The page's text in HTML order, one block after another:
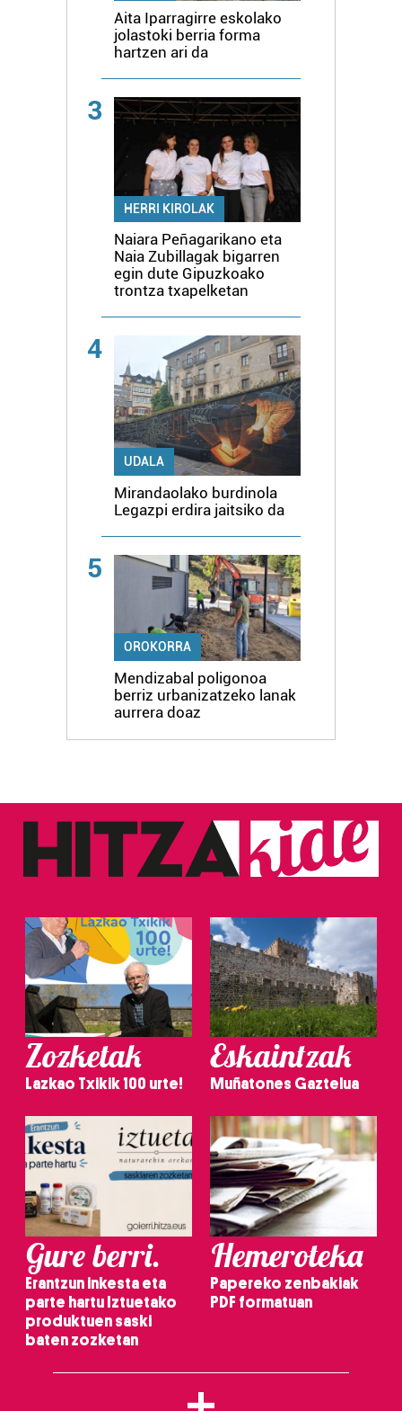
Aita Iparragirre eskolako
jolastoki berria forma
hartzen ari da
3
HERRI KIROLAK
Naiara Peñagarikano eta
Naia Zubillagak bigarren
egin dute Gipuzkoako
trontza txapelketan
4
UDALA
Mirandaolako burdinola
Legazpi erdira jaitsiko da
5
OROKORRA
Mendizabal poligonoa
berriz urbanizatzeko lanak
aurrera doaz
Zozketak
Lazkao Txikik 100 urte!
Eskaintzak
Muñatones Gaztelua
Gure berri.
Erantzun inkesta eta
parte hartu Iztuetako
produktuen saski
baten zozketan
Hemeroteka
Papereko zenbakiak
PDF formatuan